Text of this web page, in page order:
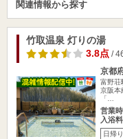
関連情報から探す
竹取温泉 灯りの湯
3.8点/
京都
富野荘
京阪本
「…
営業
入浴
日帰り